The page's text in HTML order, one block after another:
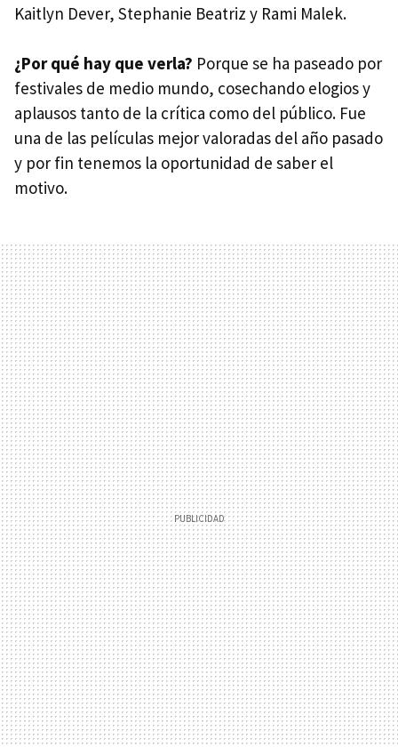
Kaitlyn Dever, Stephanie Beatriz y Rami Malek.
¿Por qué hay que verla? Porque se ha paseado por
festivales de medio mundo, cosechando elogios y
aplausos tanto de la crítica como del público. Fue
una de las películas mejor valoradas del año pasado
y por fin tenemos la oportunidad de saber el
motivo.